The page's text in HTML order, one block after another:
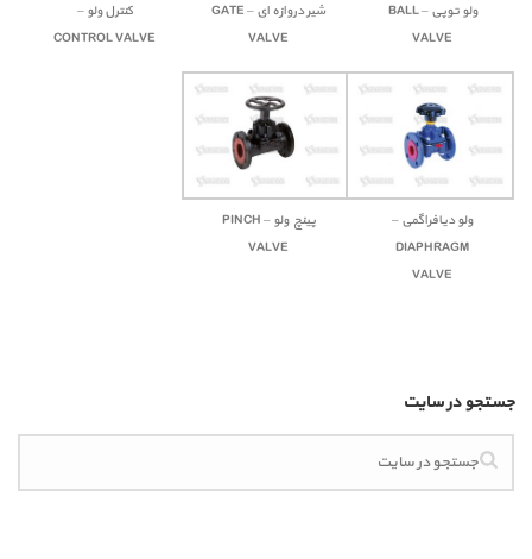
ولو توپی – BALL
VALVE
شیر دروازه ای – GATE
VALVE
کنترل ولو –
CONTROL VALVE
ولو دیافراگمی –
DIAPHRAGM
VALVE
پینچ ولو – PINCH
VALVE
جستجو در سایت